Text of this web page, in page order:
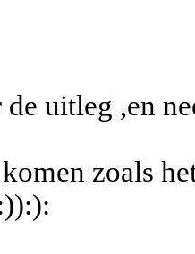
uitleg ,en
zoals